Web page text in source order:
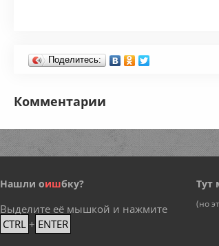
Поделитесь:
Комментарии
Нашли оишбку?
Выделите её мышкой и нажмите
CTRL + ENTER
Тут
(но